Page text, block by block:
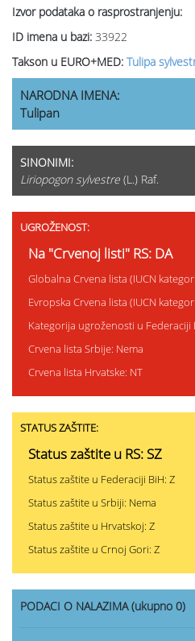
Izvor podataka o rasprostranjenju:
ID imena u bazi: 33922
Takson u EURO+MED: Tulipa
NARODNA IMENA:
Tulipan
SINONIMI:
Liriopogon sylvestre (L.) Raf.
UGROŽENOST:
Na "Crvenoj listi" RS: DA
Globalna Crvena lista (IUCN
Evropska Crvena lista (IUCN
Kategorija ugroženosti u Federaciji
Crvena lista Srbije: Nema
Crvena lista Hrvatske: NT
STATUS ZAŠTITE:
Status zaštite u RS: SZ
Status zaštite u Federaciji BiH: Z
Status zaštite u Srbiji: Nema
Status zaštite u Hrvatskoj: Z
Status zaštite u Crnoj Gori: Z
PODACI O NALAZIMA (ukupno 0)